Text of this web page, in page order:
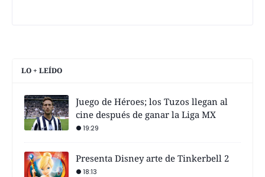
LO + LEÍDO
Juego de Héroes; los Tuzos llegan al
cine después de ganar la Liga MX
19:29
Presenta Disney arte de Tinkerbell 2
18:13